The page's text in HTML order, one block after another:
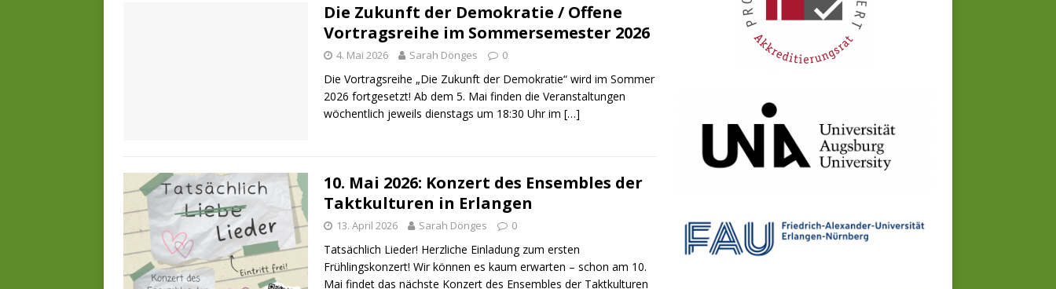
Die Zukunft der Demokratie / Offene
Vortragsreihe im Sommersemester 2026
4. Mai 2026 Sarah Dönges 0
Die Vortragsreihe „Die Zukunft der Demokratie“ wird im Sommer
2026 fortgesetzt! Ab dem 5. Mai finden die Veranstaltungen
wöchentlich jeweils dienstags um 18:30 Uhr im […]
10. Mai 2026: Konzert des Ensembles der
Taktkulturen in Erlangen
13. April 2026 Sarah Dönges 0
Tatsächlich Lieder! Herzliche Einladung zum ersten
Frühlingskonzert! Wir können es kaum erwarten – schon am 10.
Mai findet das nächste Konzert des Ensembles der Taktkulturen